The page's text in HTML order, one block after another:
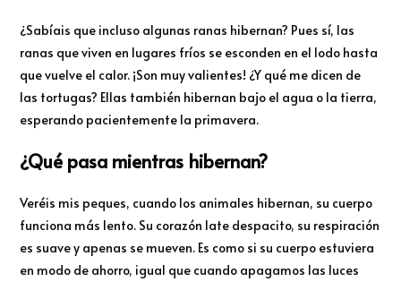
¿Sabíais que incluso algunas ranas hibernan? Pues sí, las
ranas que viven en lugares fríos se esconden en el lodo hasta
que vuelve el calor. ¡Son muy valientes! ¿Y qué me dicen de
las tortugas? Ellas también hibernan bajo el agua o la tierra,
esperando pacientemente la primavera.
¿Qué pasa mientras hibernan?
Veréis mis peques, cuando los animales hibernan, su cuerpo
funciona más lento. Su corazón late despacito, su respiración
es suave y apenas se mueven. Es como si su cuerpo estuviera
en modo de ahorro, igual que cuando apagamos las luces